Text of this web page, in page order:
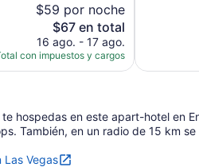
$59 por noche
El
precio
actual
es
$67 en total
16 ago. - 17 ago.
con impuestos y cargos
te hospedas en este apart-hotel en
También, en un radio de 15 km
Las Vegas